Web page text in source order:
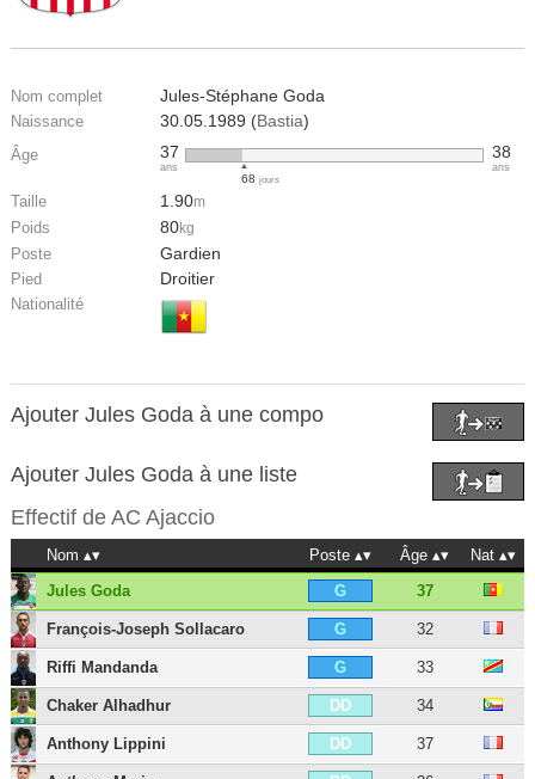
Nom complet Jules-Stéphane Goda
Naissance 30.05.1989 (Bastia)
Âge 37
ans
68 jours
38
ans
Taille 1.90m
Poids 80kg
Poste Gardien
Pied Droitier
Nationalité
Ajouter Jules Goda à une compo
Ajouter Jules Goda à une liste
Effectif de AC Ajaccio
Nom Poste Âge
Nat
Jules Goda
G 37
François-Joseph Sollacaro G 32
Riffi Mandanda G 33
Chaker Alhadhur DD 34
Anthony Lippini DD 37